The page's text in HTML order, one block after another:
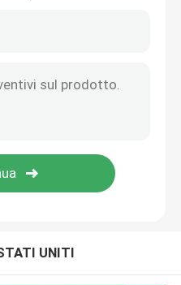
UNITI